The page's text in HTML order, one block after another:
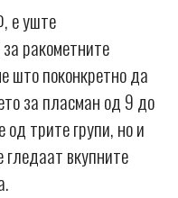
е уште
ракометните
што поконкретно да
за пласман од 9 до
трите групи, но и
вкупните